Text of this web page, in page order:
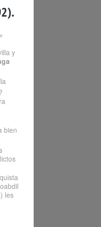
y
bien
les